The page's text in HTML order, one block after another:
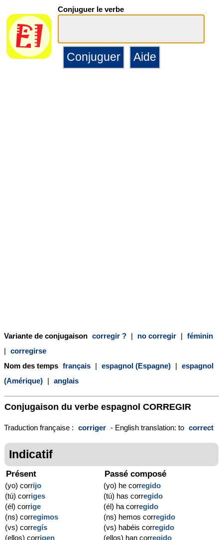
Conjuguer le verbe
Variante de conjugaison corregir ? | no corregir | féminin
| corregirse
Nom des temps français | espagnol (Espagne) | espagnol
(Amérique) | anglais
Conjugaison du verbe espagnol CORREGIR
Traduction française : corriger - English translation: to correct
Indicatif
Présent
(yo) corrijo
(tú) corriges
(él) corrige
(ns) corregimos
(vs) corregís
(ellos) corrigen
Passé composé
(yo) he corregido
(tú) has corregido
(él) ha corregido
(ns) hemos corregido
(vs) habéis corregido
(ellos) han corregido